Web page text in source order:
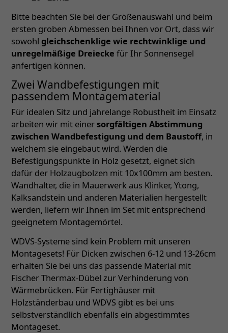
Bitte beachten Sie bei der Größenauswahl und beim
ersten groben Abmessen bei Ihnen vor Ort, dass wir
sowohl gleichschenklige wie rechtwinklige und
unregelmäßige Dreiecke für Ihr Sonnensegel
anfertigen können.
Zwei Wandbefestigungen mit
passendem Montagematerial
Für idealen Sitz und jahrelange Robustheit im Einsatz
arbeiten wir mit einersorgfältigen Abstimmung
zwischen Wandbefestigung und dem Baustoff, in
welchem sie eingebaut wird. Werden die
Befestigungspunkte in Holz gesetzt, eignet sich
dafür der Holzaugbolzen mit 10x100mm am besten.
Wandhalter, die in Mauerwerk aus Klinker, Ytong,
Kalksandstein und anderen Materialien hergestellt
werden, liefern wir Ihnen im Set mit entsprechend
geeignetem Montagemörtel.
WDVS-Systeme sind kein Problem mit unseren
Montagesets! Für Dicken zwischen 6-12 und 13-26cm
erhalten Sie bei uns das passende Material mit
Fischer Thermax-Dübel zur Verhinderung von
Wärmebrücken. Für Fertighäuser mit
Holzständerbau und WDVS gibt es bei uns
selbstverständlich ebenfalls ein abgestimmtes
Montageset.